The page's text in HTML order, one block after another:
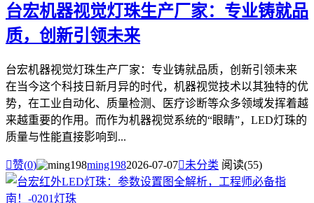
台宏机器视觉灯珠生产厂家：专业铸就品
质，创新引领未来
台宏机器视觉灯珠生产厂家：专业铸就品质，创新引领未来
在当今这个科技日新月异的时代，机器视觉技术以其独特的优
势，在工业自动化、质量检测、医疗诊断等众多领域发挥着越
来越重要的作用。而作为机器视觉系统的“眼睛”，LED灯珠的
质量与性能直接影响到...
赞(0) ming1982026-07-07未分类 阅读(55)